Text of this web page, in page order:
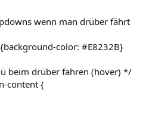
wenn man drüber fährt
color: #E8232B}
beim drüber fahren (hover) */
content {